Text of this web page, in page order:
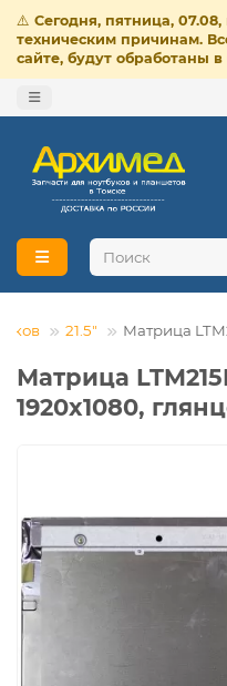
⚠️ Сегодня, пятница,
техническим причинам.
сайте, будут обработаны
21.5" Матрица
Матрица
1920x1080,